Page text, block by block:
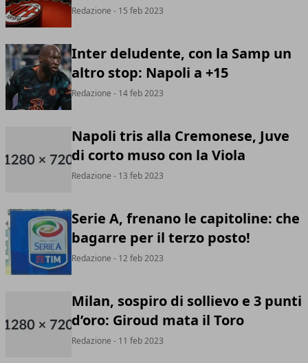
Redazione - 15 feb 2023
Inter deludente, con la Samp un
altro stop: Napoli a +15
Redazione - 14 feb 2023
Napoli tris alla Cremonese, Juve
di corto muso con la Viola
Redazione - 13 feb 2023
Serie A, frenano le capitoline: che
bagarre per il terzo posto!
Redazione - 12 feb 2023
Milan, sospiro di sollievo e 3 punti
d’oro: Giroud mata il Toro
Redazione - 11 feb 2023